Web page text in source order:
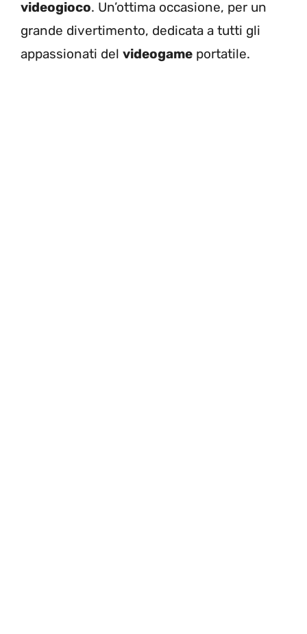
videogioco. Un’ottima occasione, per un
grande divertimento, dedicata a tutti gli
appassionati del videogame portatile.